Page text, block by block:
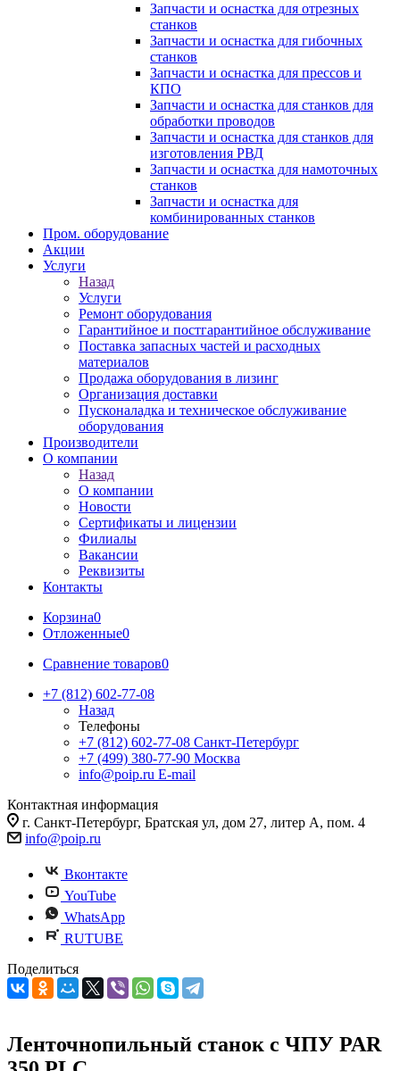
Запчасти и оснастка для отрезных
станков
Запчасти и оснастка для гибочных
станков
Запчасти и оснастка для прессов и
КПО
Запчасти и оснастка для станков для
обработки проводов
Запчасти и оснастка для станков для
изготовления РВД
Запчасти и оснастка для намоточных
станков
Запчасти и оснастка для
комбинированных станков
Пром. оборудование
Акции
Услуги
Назад
Услуги
Ремонт оборудования
Гарантийное и постгарантийное обслуживание
Поставка запасных частей и расходных
материалов
Продажа оборудования в лизинг
Организация доставки
Пусконаладка и техническое обслуживание
оборудования
Производители
О компании
Назад
О компании
Новости
Сертификаты и лицензии
Филиалы
Вакансии
Реквизиты
Контакты
Корзина0
Отложенные0
Сравнение товаров0
+7 (812) 602-77-08
Назад
Телефоны
+7 (812) 602-77-08 Санкт-Петербург
+7 (499) 380-77-90 Москва
info@poip.ru E-mail
Контактная информация
г. Санкт-Петербург, Братская ул, дом 27, литер А, пом. 4
info@poip.ru
Вконтакте
YouTube
WhatsApp
RUTUBE
Поделиться
Ленточнопильный станок с ЧПУ PAR